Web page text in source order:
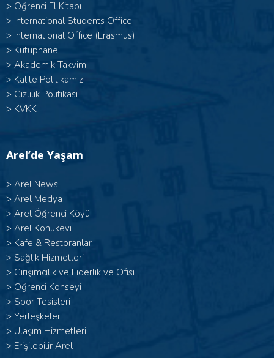
> Öğrenci El Kitabı
> International Students Office
> International Office (Erasmus)
> Kütüphane
> Akademik Takvim
> Kalite Politikamız
> Gizlilik Politikası
> KVKK
Arel’de Yaşam
> Arel News
> Arel Medya
> Arel Öğrenci Köyü
> Arel Konukevi
> Kafe & Restoranlar
> Sağlık Hizmetleri
> Girişimcilik ve Liderlik ve Ofisi
> Öğrenci Konseyi
> Spor Tesisleri
> Yerleşkeler
> Ulaşım Hizmetleri
> Erişilebilir Arel